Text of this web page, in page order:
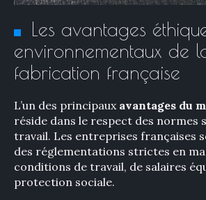
Les avantages
environnementaux de
fabrication française
L’un des principaux avantages du
réside dans le respect des normes
travail. Les entreprises françaises
des réglementations strictes en
conditions de travail, de salaires
protection sociale.